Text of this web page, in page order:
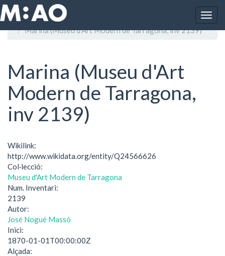
Vés al contingut
Inici
Marina (Museu d'Art Modern de Tarragona, inv 2139)
Marina (Museu d'Art
Modern de Tarragona,
inv 2139)
Wikilink:
http://www.wikidata.org/entity/Q24566626
Col·lecció:
Museu d'Art Modern de Tarragona
Num. Inventari:
2139
Autor:
José Nogué Massó
Inici:
1870-01-01T00:00:00Z
Alçada: